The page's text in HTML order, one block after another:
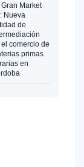
Gran Market
Nueva
de
comercio de
primas
en